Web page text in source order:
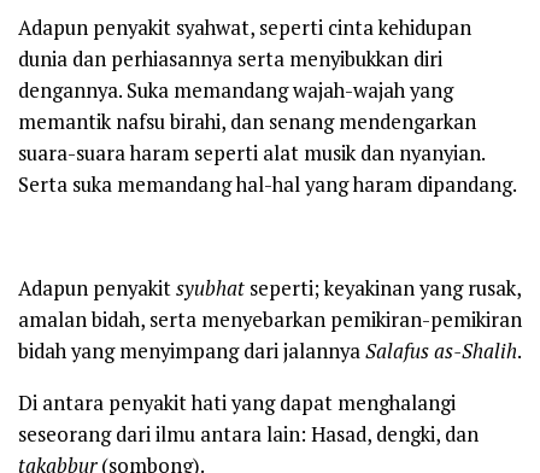
Adapun penyakit syahwat, seperti cinta kehidupan
dunia dan perhiasannya serta menyibukkan diri
dengannya. Suka memandang wajah-wajah yang
memantik nafsu birahi, dan senang mendengarkan
suara-suara haram seperti alat musik dan nyanyian.
Serta suka memandang hal-hal yang haram dipandang.
Adapun penyakitsyubhat seperti; keyakinan yang rusak,
amalan bidah, serta menyebarkan pemikiran-pemikiran
bidah yang menyimpang dari jalannyaSalafus as-Shalih.
Di antara penyakit hati yang dapat menghalangi
seseorang dari ilmu antara lain: Hasad, dengki, dan
takabbur(sombong).